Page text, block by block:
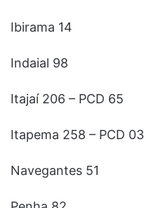
Ibirama 14
Indaial 98
Itajaí 206 – PCD 65
Itapema 258 – PCD 03
Navegantes 51